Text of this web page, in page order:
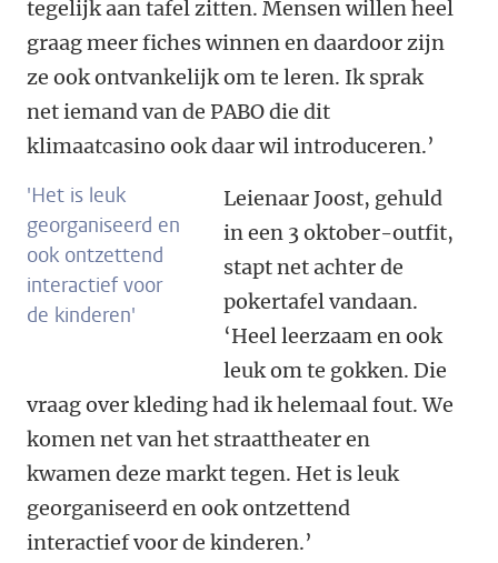
tegelijk aan tafel zitten. Mensen willen heel
graag meer fiches winnen en daardoor zijn
ze ook ontvankelijk om te leren. Ik sprak
net iemand van de PABO die dit
klimaatcasino ook daar wil introduceren.’
'Het is leuk
georganiseerd en
ook ontzettend
interactief voor
de kinderen'
Leienaar Joost, gehuld
in een 3 oktober-outfit,
stapt net achter de
pokertafel vandaan.
‘Heel leerzaam en ook
leuk om te gokken. Die
vraag over kleding had ik helemaal fout. We
komen net van het straattheater en
kwamen deze markt tegen. Het is leuk
georganiseerd en ook ontzettend
interactief voor de kinderen.’